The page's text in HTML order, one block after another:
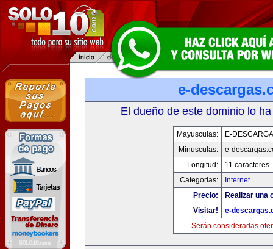
e-
El dueño de este dominio lo
Mayusculas:
E-
Minusculas:
e-
Longitud:
11 caracteres
Categorias:
Internet
Precio:
Realizar una
Visitar!
e-
Serán consideradas